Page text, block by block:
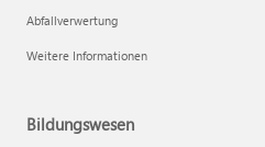
Abfallverwertung
Weitere Informationen
Bildungswesen